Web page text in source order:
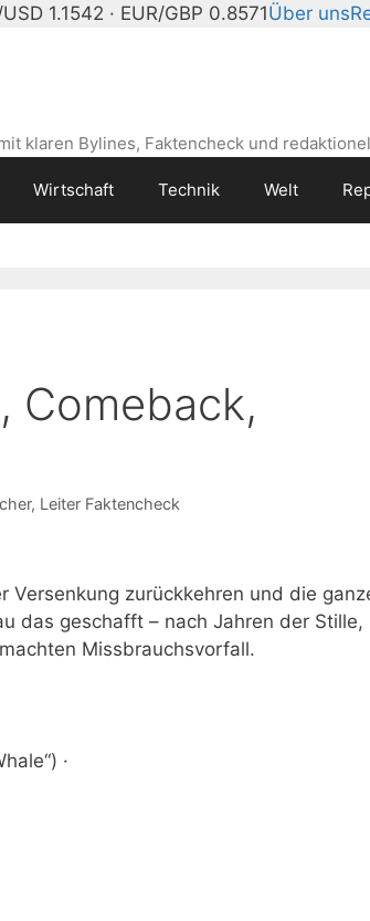
1.1542 · EUR/GBP 0.8571Über uns
klaren Bylines, Faktencheck und
Wirtschaft Technik Welt
Comeback,
, Leiter Faktencheck
Versenkung zurückkehren und die
das geschafft – nach Jahren der Stille,
Missbrauchsvorfall.
·